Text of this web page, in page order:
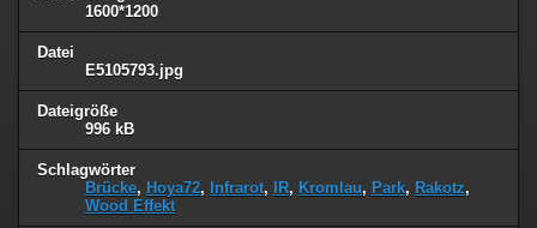
1600*1200
Datei
E5105793.jpg
Dateigröße
996 kB
Schlagwörter
Brücke, Hoya72, Infrarot, IR, Kromlau, Park, Rakotz,
Wood Effekt